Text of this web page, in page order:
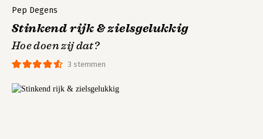
3 stemmen
Pep Degens
Stinkend rijk & zielsgelukkig
Hoe doen zij dat?